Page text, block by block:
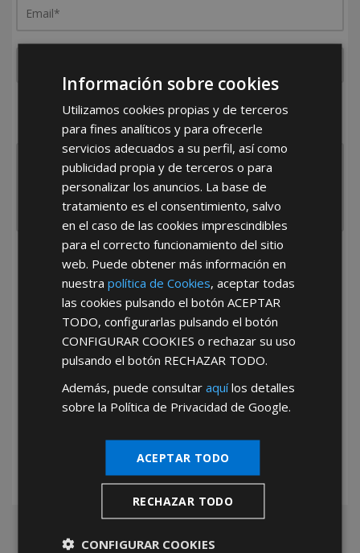
¿De dónde es la empresa?
España
Portugal Otros
He leído y acepto laPolítica de Privacidad
*Abstenerse particulares, sólo venta a tiendas y empresas minoristas y
mayoristas.
Información sobre cookies
Utilizamos cookies propias y de terceros
para fines analíticos y para ofrecerle
servicios adecuados a su perfil, así como
publicidad propia y de terceros o para
personalizar los anuncios. La base de
tratamiento es el consentimiento, salvo
en el caso de las cookies imprescindibles
para el correcto funcionamiento del sitio
web. Puede obtener más información en
nuestrapolítica de Cookies, aceptar todas
las cookies pulsando el botónACEPTAR
TODO, configurarlas pulsando el botón
CONFIGURAR COOKIES o rechazar su uso
pulsando el botón RECHAZAR TODO.
Además, puede consultaraquílos detalles
sobre la Política de Privacidad de Google.
ACEPTAR TODO
RECHAZAR TODO
CONFIGURAR COOKIES